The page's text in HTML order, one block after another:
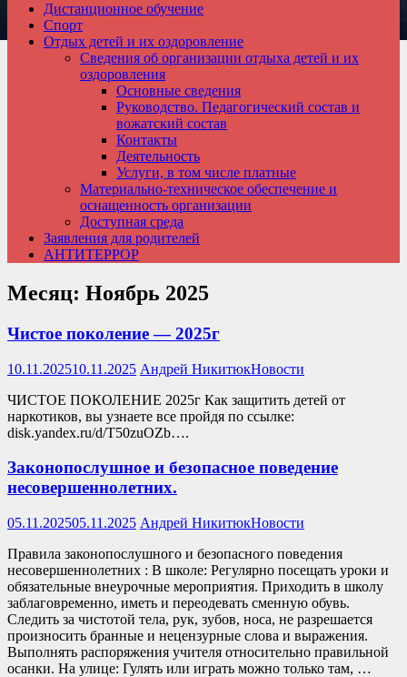
Дистанционное обучение
Спорт
Отдых детей и их оздоровление
Сведения об организации отдыха детей и их
оздоровления
Основные сведения
Руководство. Педагогический состав и
вожатский состав
Контакты
Деятельность
Услуги, в том числе платные
Материально-техническое обеспечение и
оснащенность организации
Доступная среда
Заявления для родителей
АНТИТЕРРОР
Месяц: Ноябрь 2025
Чистое поколение — 2025г
10.11.202510.11.2025 Андрей НикитюкНовости
ЧИСТОЕ ПОКОЛЕНИЕ 2025г Как защитить детей от
наркотиков, вы узнаете все пройдя по ссылке:
disk.yandex.ru/d/T50zuOZb….
Законопослушное и безопасное поведение
несовершеннолетних.
05.11.202505.11.2025 Андрей НикитюкНовости
Правила законопослушного и безопасного поведения
несовершеннолетних : В школе: Регулярно посещать уроки и
обязательные внеурочные мероприятия. Приходить в школу
заблаговременно, иметь и переодевать сменную обувь.
Следить за чистотой тела, рук, зубов, носа, не разрешается
произносить бранные и нецензурные слова и выражения.
Выполнять распоряжения учителя относительно правильной
осанки. На улице: Гулять или играть можно только там, …